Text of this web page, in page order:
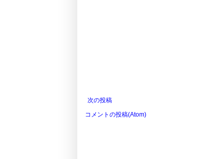
次の投稿
コメントの投稿(Atom)